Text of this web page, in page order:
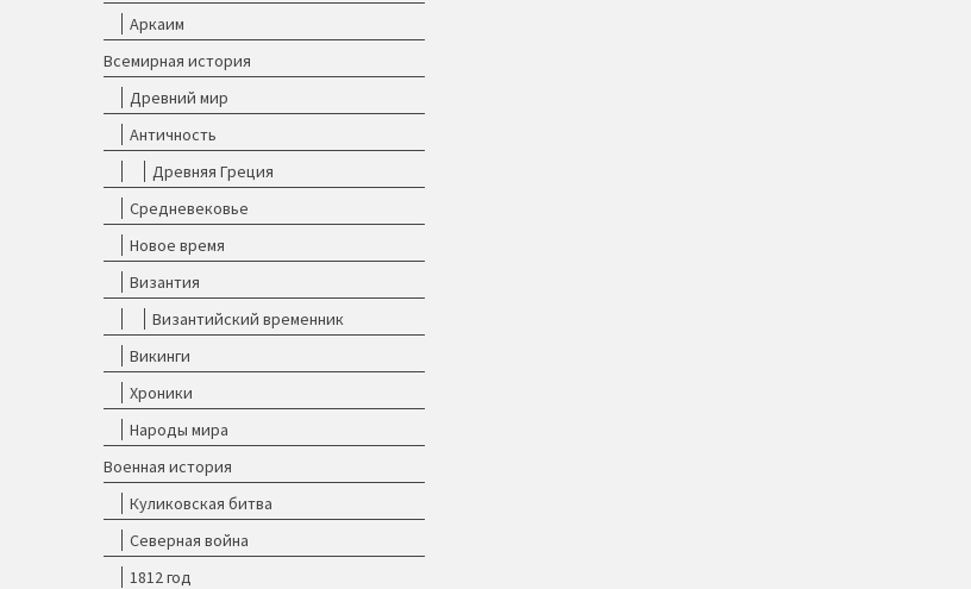
Аркаим
Всемирная история
Древний мир
Античность
Древняя Греция
Средневековье
Новое время
Византия
Византийский временник
Викинги
Хроники
Народы мира
Военная история
Куликовская битва
Северная война
1812 год